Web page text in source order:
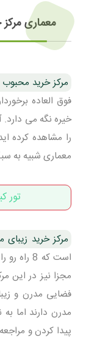
معماری
مرکز خرید
فوق العاده
خیره نگه می دارد.
را مشاهده کرده
معماری شبیه به
تور
مرکز خرید زیبای
مجزا نیز در این
فضایی مدرن و
مدرن دارند اما
پیدا کردن و